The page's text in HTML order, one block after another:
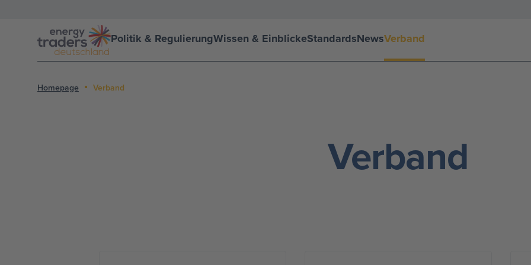
Politik & RegulierungWissen & EinblickeStandardsNewsVerband
Homepage Verband
Verband